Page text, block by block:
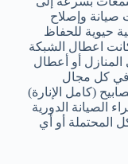
وإصلاح
حيوية للحفاظ
اعطال الشبكة
أو أعطال
في كل مجال
(كامل الإنارة)
الصيانة الدورية
المحتملة أو أي